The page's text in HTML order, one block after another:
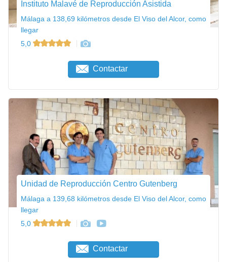
Instituto Malavé de Reproducción Asistida
Málaga a 138,69 kilómetros desde El Viso del Alcor, como
llegar
5,0
Contactar
Unidad de Reproducción Centro Gutenberg
Málaga a 139,68 kilómetros desde El Viso del Alcor, como
llegar
5,0
Contactar